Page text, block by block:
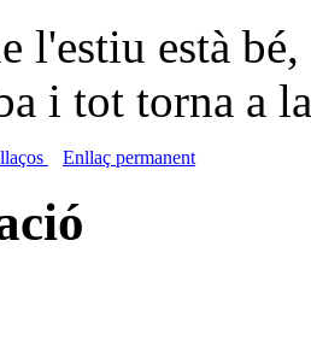
l'estiu està
i tot torna a
Enllaç permanent